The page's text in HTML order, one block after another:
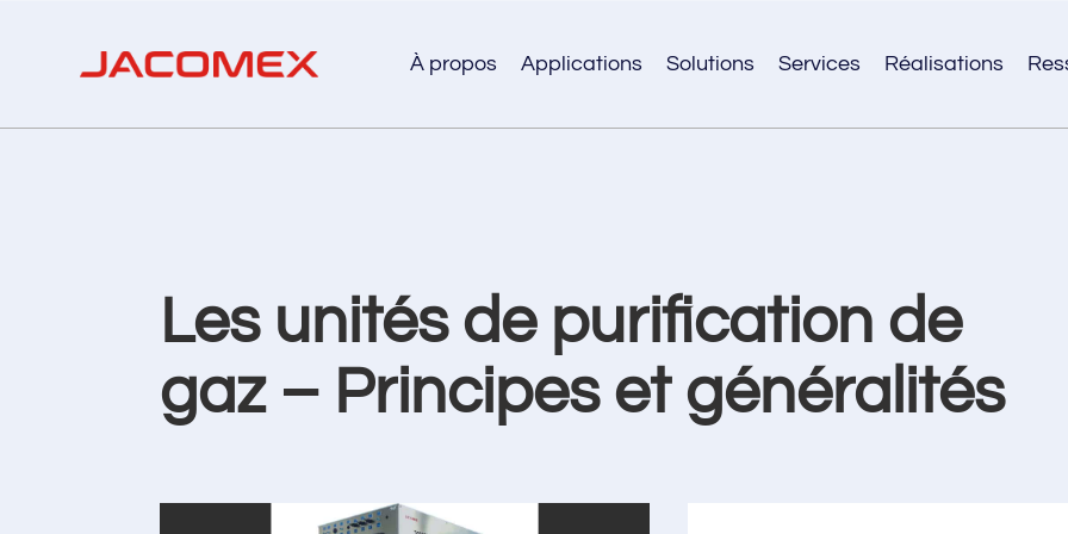
À propos Applications Solutions Services Réalisations
Les unités de purification de
gaz – Principes et généralités